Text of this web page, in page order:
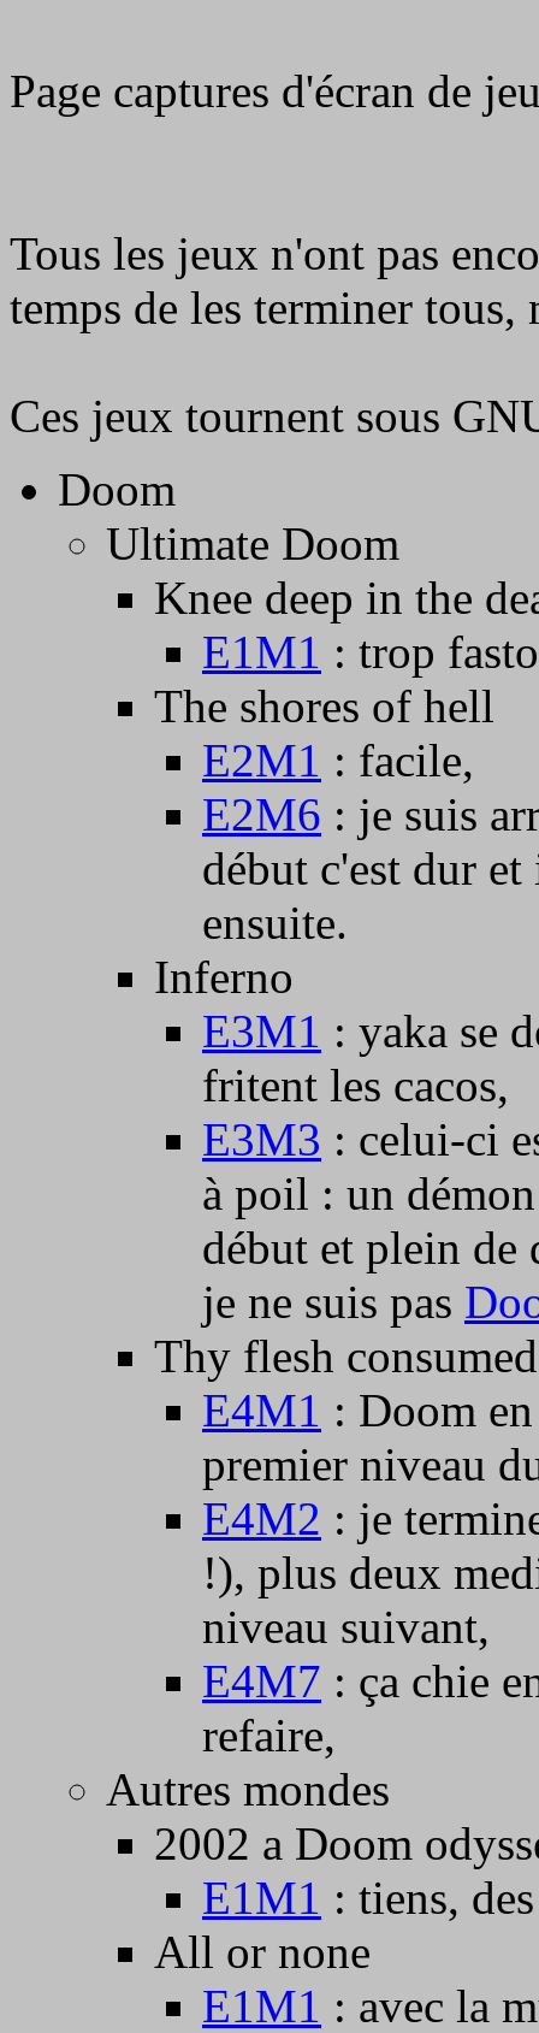
Page captures d'écran de
Tous les jeux n'ont pas
temps de les terminer
Ces jeux tournent sous
Doom
Ultimate Doom
Knee deep in the
E1M1 : trop
The shores of hell
E2M1 : facile,
E2M6 : je suis
début c'est dur
ensuite.
Inferno
E3M1 : yaka se
fritent les cacos,
E3M3 : celui-ci
à poil : un
début et plein de
je ne suis pas
Thy flesh consumed
E4M1 : Doom
premier niveau
E4M2 : je
!), plus deux
niveau suivant,
E4M7 : ça chie
refaire,
Autres mondes
2002 a Doom
E1M1 : tiens,
All or none
E1M1 : avec la